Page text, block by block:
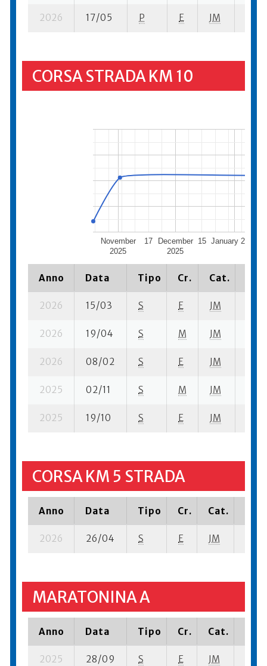
2026 17/05 P E JM
CORSA STRADA KM 10
November
2025
December
2025
January 2026
17 15
Anno Data Tipo Cr. Cat.
2026 15/03 S E JM
2026 19/04 S M JM
2026 08/02 S E JM
2025 02/11 S M JM
2025 19/10 S E JM
CORSA KM 5 STRADA
Anno Data Tipo Cr. Cat.
2026 26/04 S E JM
MARATONINA A
Anno Data Tipo Cr. Cat.
2025 28/09 S E JM